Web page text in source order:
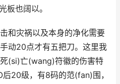
板也阔以。
和灾祸以及本身的净化需要
动20点才有五把刀。这里我
(si)亡(wang)符徽的伤害特
20级，有8码的范(fan)围，